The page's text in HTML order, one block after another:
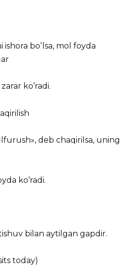
boʼlsa, mol foyda
koʼradi.
deb chaqirilsa, uning
koʼradi.
bilan aytilgan gapdir.
today)